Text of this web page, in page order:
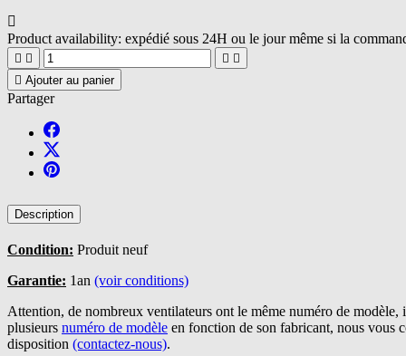

Product availability: expédié sous 24H ou le jour même si la
   
 Ajouter au panier
Partager
Description
Condition: Produit neuf
Garantie: 1an (voir conditions)
Attention, de nombreux ventilateurs ont le même numéro de
plusieurs numéro de modèle en fonction de son fabricant, nous vous
disposition (contactez-nous).